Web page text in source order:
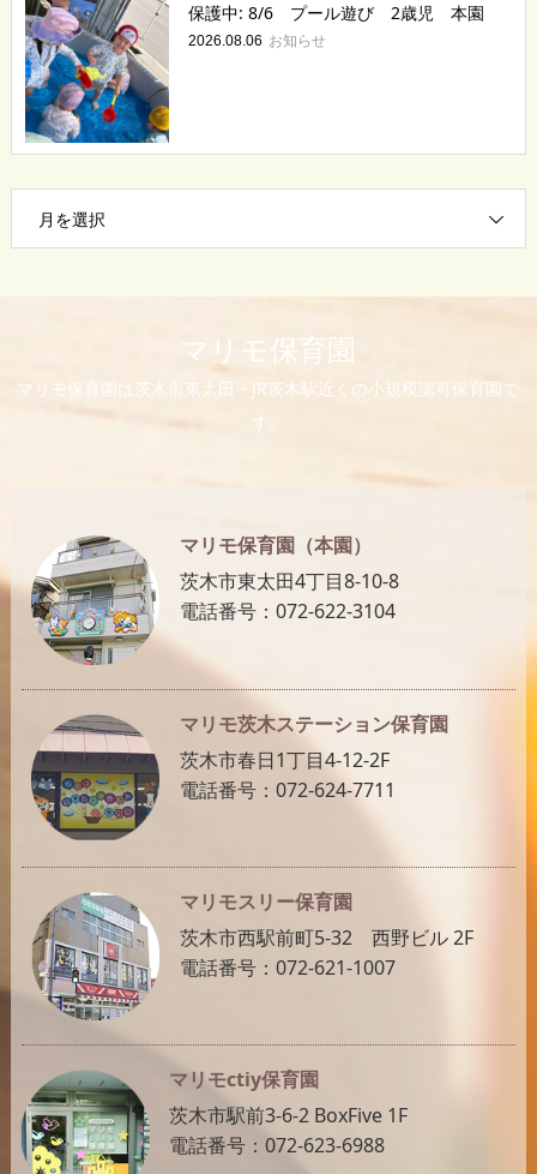
保護中: 8/6 プール遊び 2歳児 本園
2026.08.06 お知らせ
月を選択
マリモ保育園
マリモ保育園は茨木市東太田・JR茨木駅近くの小規模認可保育園で
す。
マリモ保育園（本園）
茨木市東太田4丁目8-10-8
電話番号：072-622-3104
マリモ茨木ステーション保育園
茨木市春日1丁目4-12-2F
電話番号：072-624-7711
マリモスリー保育園
茨木市西駅前町5-32 西野ビル 2F
電話番号：072-621-1007
マリモctiy保育園
茨木市駅前3-6-2 BoxFive 1F
電話番号：072-623-6988